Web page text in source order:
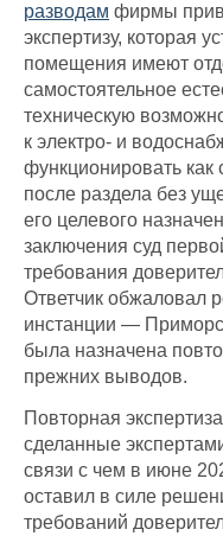
разводам фирмы
экспертизу, которая
помещения имеют
самостоятельное
техническую
к электро- и
функционировать как
после раздела без
его целевого
заключения суд
требования
Ответчик обжаловал
инстанции —
была назначена
прежних выводов.
Повторная
сделанные
связи с чем в июне
оставил в силе
требований